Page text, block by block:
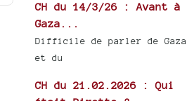
CH du 14/3/26 : Avant à
Gaza...
Difficile de parler de Gaza
et du
CH du 21.02.2026 : Qui